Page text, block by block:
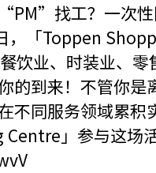
找工？一次
，「Toppen
饮业、时装业、
的到来！不管你
不同服务领域累
」参与这场